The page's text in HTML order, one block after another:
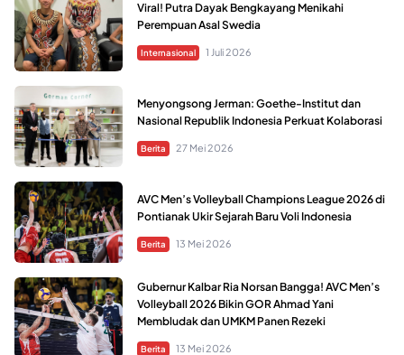
Viral! Putra Dayak Bengkayang Menikahi
Perempuan Asal Swedia
Internasional 1 Juli 2026
Menyongsong Jerman: Goethe-Institut dan
Nasional Republik Indonesia Perkuat Kolaborasi
Berita 27 Mei 2026
AVC Men’s Volleyball Champions League 2026 di
Pontianak Ukir Sejarah Baru Voli Indonesia
Berita 13 Mei 2026
Gubernur Kalbar Ria Norsan Bangga! AVC Men’s
Volleyball 2026 Bikin GOR Ahmad Yani
Membludak dan UMKM Panen Rezeki
Berita 13 Mei 2026